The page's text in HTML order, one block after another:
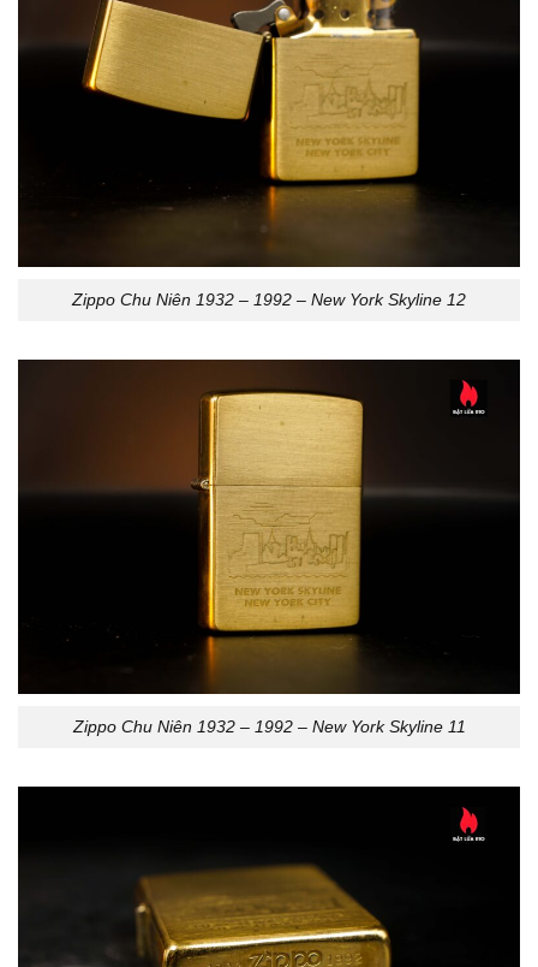
Zippo Chu Niên 1932 – 1992 – New York Skyline 12
Zippo Chu Niên 1932 – 1992 – New York Skyline 11